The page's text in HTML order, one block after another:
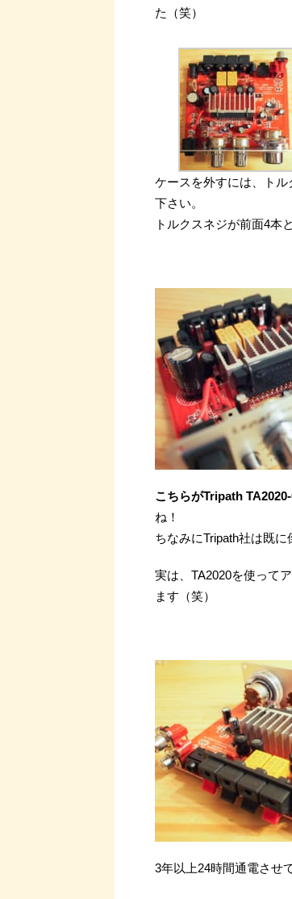
た（笑）
ケースを外すには、ト
下さい。
トルクスネジが前面4本
こちらがTripath TA2020-
ね！
ちなみにTripath社は既
実は、TA2020を使って
ます（笑）
3年以上24時間通電させ